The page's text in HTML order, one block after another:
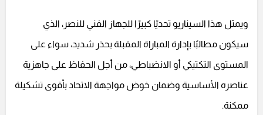
ويمثل هذا السيناريو تحديًا كبيرًا للجهاز الفني للنصر، الذي
سيكون مطالبًا بإدارة المباراة المقبلة بحذر شديد، سواء على
المستوى التكتيكي أو الانضباطي، من أجل الحفاظ على جاهزية
عناصره الأساسية وضمان خوض مواجهة الاتحاد بأقوى تشكيلة
ممكنة.